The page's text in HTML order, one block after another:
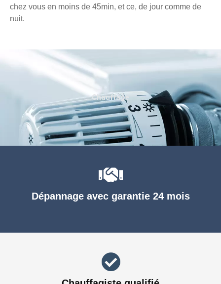
chez vous en moins de 45min, et ce, de jour comme de
nuit.
Dépannage avec garantie 24 mois
Chauffage